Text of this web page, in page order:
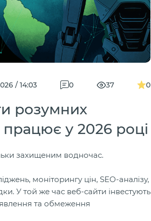
/ 14:03 0 37 0
розумних
у 2026 році
захищеним водночас.
моніторингу цін, SEO-аналізу,
У той же час веб-сайти інвестують
та обмеження